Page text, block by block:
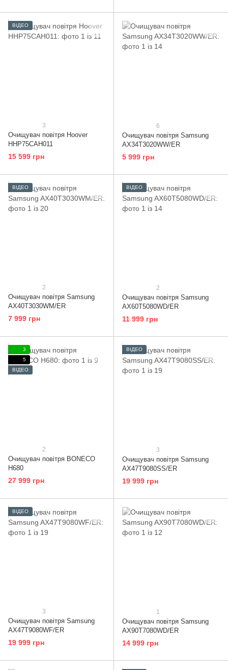
ВІДЕО
3
Очищувач повітря Hoover
HHP75CAH011
15 599 грн
6
Очищувач повітря Samsung
AX34T3020WW/ER
5 999 грн
ВІДЕО
2
Очищувач повітря Samsung
AX40T3030WM/ER
7 999 грн
ВІДЕО
2
Очищувач повітря Samsung
AX60T5080WD/ER
11 999 грн
3
5
ВІДЕО
2
Очищувач повітря BONECO
H680
27 999 грн
ВІДЕО
3
Очищувач повітря Samsung
AX47T9080SS/ER
19 999 грн
ВІДЕО
3
Очищувач повітря Samsung
AX47T9080WF/ER
19 999 грн
1
Очищувач повітря Samsung
AX90T7080WD/ER
14 999 грн